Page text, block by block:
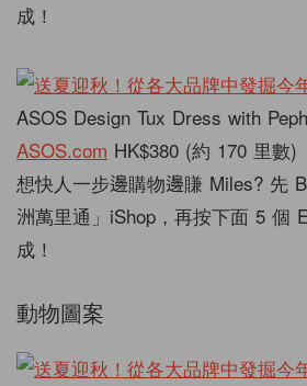
成！
ASOS Design Tux Dress with
ASOS.com HK$380 (約 170 里數)
想快人一步邊購物邊賺 Miles? 先
洲萬里通」iShop，再按下面 5 個
成！
動物圖案